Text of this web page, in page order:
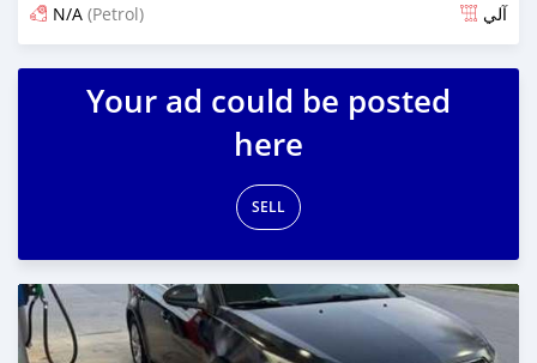
N/A (Petrol) آلي
تم النشر منذ 24 يوم مضت
Your ad could be posted
here
SELL